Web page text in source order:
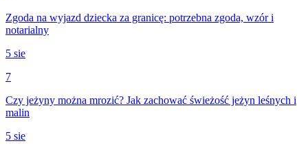
Zgoda na wyjazd dziecka za granicę: potrzebna zgoda, wzór i
notarialny
5 sie
7
Czy jeżyny można mrozić? Jak zachować świeżość jeżyn leśnych i
malin
5 sie